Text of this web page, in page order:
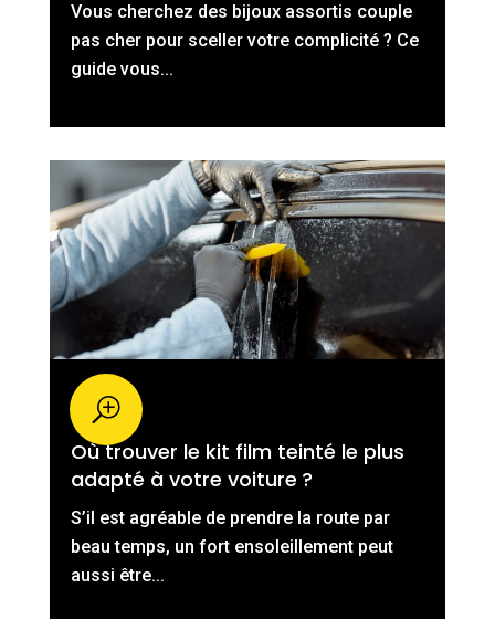
Vous cherchez des bijoux assortis couple
pas cher pour sceller votre complicité ? Ce
guide vous...
Où trouver le kit film teinté le plus
adapté à votre voiture ?
S’il est agréable de prendre la route par
beau temps, un fort ensoleillement peut
aussi être...